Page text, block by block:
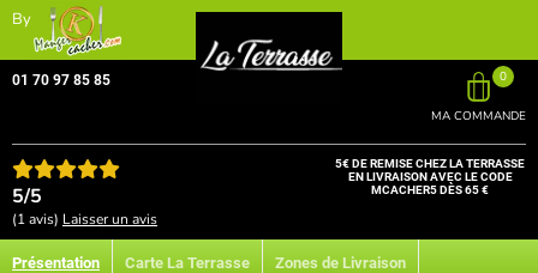
By
01 70 97 85 85
MA COMMANDE
0
5/5
(1 avis) Laisser un avis
5€ DE REMISE CHEZ LA TERRASSE
EN LIVRAISON AVEC LE CODE
MCACHER5 DÈS 65 €
Présentation Carte La Terrasse Zones de Livraison